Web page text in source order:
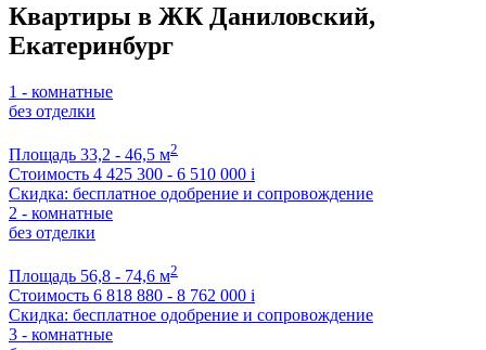
Квартиры в ЖК Даниловский,
Екатеринбург
1 - комнатные
без отделки
Площадь 33,2 - 46,5 м2
Стоимость 4 425 300 - 6 510 000 i
Скидка: бесплатное одобрение и сопровождение
2 - комнатные
без отделки
Площадь 56,8 - 74,6 м2
Стоимость 6 818 880 - 8 762 000 i
Скидка: бесплатное одобрение и сопровождение
3 - комнатные